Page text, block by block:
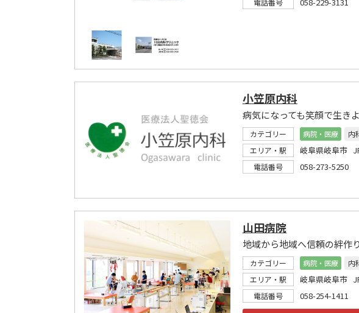
小笠原内科
病気になっても笑顔で生き
カテゴリー 病院・医療
内
エリア・駅
岐阜県岐阜市
電話番号 058-273-5250
山田病院
地域から地域へ信頼の絆作り
カテゴリー 病院・医療
内
エリア・駅
岐阜県岐阜市
電話番号 058-254-1411